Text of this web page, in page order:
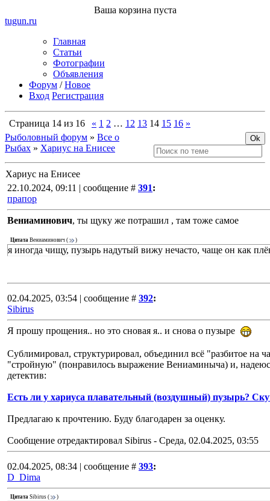
Ваша корзина пуста
tugun.ru
Главная
Статьи
Фотографии
Объявления
Форум /Новое
Вход Регистрация
Страница 14 из 16 « 1 2 … 12 13 14 15 16 »
Рыболовный форум » Все о
Рыбах » Хариус на Енисее
Хариус на Енисее
22.10.2024, 09:11 | сообщение # 391:
прапор
Вениаминович, ты щуку же потрашил , там тоже самое
Цитата Вениаминович ( )
я иногда чищу, пузырь надутый вижу нечасто, чаще он как
02.04.2025, 03:54 | сообщение # 392:
Sibirus
Я прошу прощения.. но это сновая я.. и снова о пузыре
Сублимировал, структурировал, объединил всё "разбитое на
"стройную" (понравилось выражение Вениаминыча) и,
детектив:
Есть ли у хариуса плавательный (воздушный) пузырь?
Предлагаю к прочтению. Буду благодарен за оценку.
Сообщение отредактировал Sibirus - Среда, 02.04.2025, 03:55
02.04.2025, 08:34 | сообщение # 393:
D_Dima
Цитата Sibirus ( )